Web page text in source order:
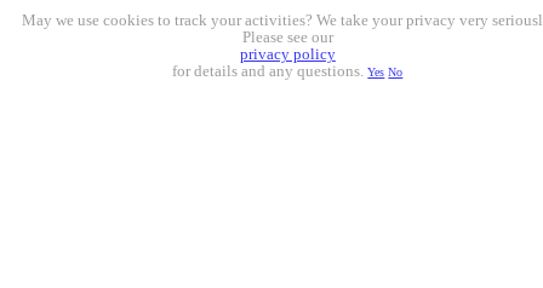
May we use cookies to track your activities? We take your privacy very
Please see our
privacy policy
for details and any questions.Yes No